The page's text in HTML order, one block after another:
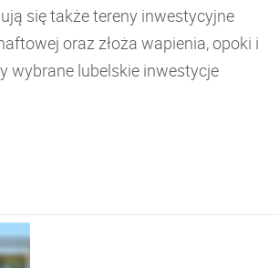
się także tereny inwestycyjne
oraz złoża wapienia, opoki i
wybrane lubelskie inwestycje